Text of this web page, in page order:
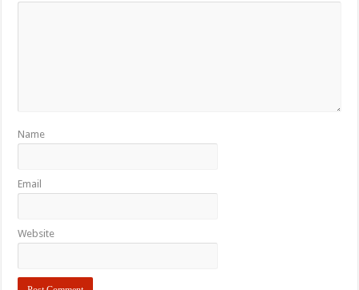
Name
Email
Website